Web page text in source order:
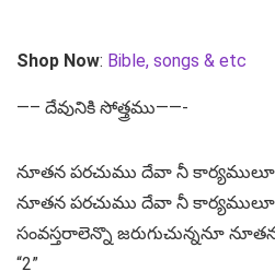
Shop Now: Bible, songs & etc
—– దేవునికి సోత్త్రము——-
నూతన పరచుము దేవా నీ
నూతన పరచుము దేవా నీ
సంవస్తరాలెన్నొ జరుగుచున్ననూ
“2”